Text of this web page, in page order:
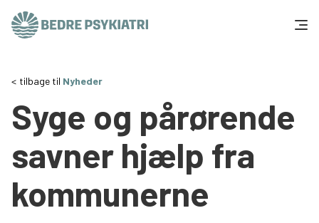
Tal og fakta
Om os
Vær med
tilbage til Nyheder
Syge og pårørende
savner hjælp fra
kommunerne